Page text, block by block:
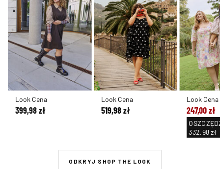
Look Cena
399,98 zł
Look Cena
519,98 zł
Look Cena
247,00 zł
332,98 zł
ODKRYJ SHOP THE LOOK